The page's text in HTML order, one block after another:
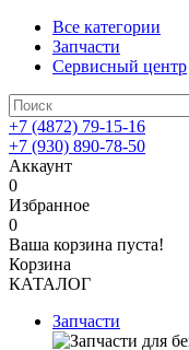
Все категории
Запчасти
Сервисный центр
+7 (4872) 79-15-16
+7 (930) 890-78-50
Аккаунт
0
Избранное
0
Ваша корзина пуста!
Корзина
КАТАЛОГ
Запчасти